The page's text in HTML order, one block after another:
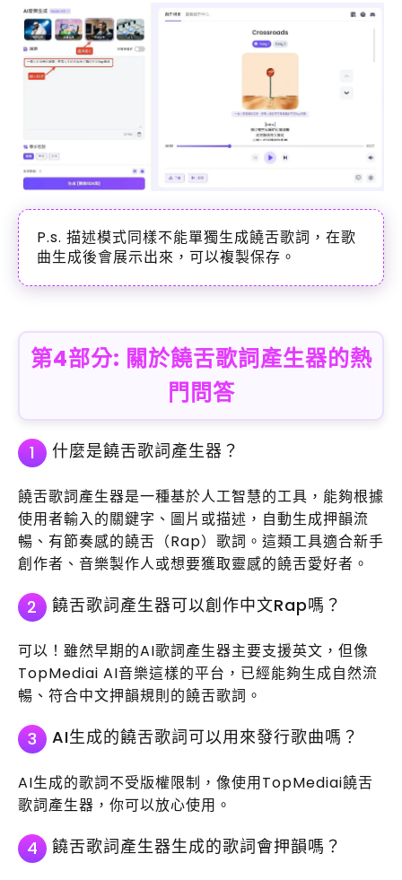
P.s. 描述模式同樣不能單獨生成饒舌歌詞，在歌
曲生成後會展示出來，可以複製保存。
第4部分: 關於饒舌歌詞產生器的熱
門問答
1 什麼是饒舌歌詞產生器？
饒舌歌詞產生器是一種基於人工智慧的工具，能夠根據
使用者輸入的關鍵字、圖片或描述，自動生成押韻流
暢、有節奏感的饒舌（Rap）歌詞。這類工具適合新手
創作者、音樂製作人或想要獲取靈感的饒舌愛好者。
2 饒舌歌詞產生器可以創作中文Rap嗎？
可以！雖然早期的AI歌詞產生器主要支援英文，但像
TopMediai AI音樂這樣的平台，已經能夠生成自然流
暢、符合中文押韻規則的饒舌歌詞。
3 AI生成的饒舌歌詞可以用來發行歌曲嗎？
AI生成的歌詞不受版權限制，像使用TopMediai饒舌
歌詞產生器，你可以放心使用。
4 饒舌歌詞產生器生成的歌詞會押韻嗎？